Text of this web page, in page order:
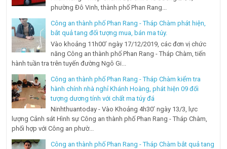
phường Đô Vinh, thành phố Phan Rang...
Công an thành phố Phan Rang - Tháp Chàm phát hiện,
bắt quả tang đối tượng mua, bán ma túy.
Vào khoảng 11h00’ ngày 17/12/2019, các đơn vị chức
năng Công an thành phố Phan Rang - Tháp Chàm, tiến
hành tuần tra trên tuyến đường Ngô Gi...
Công an thành phố Phan Rang - Tháp Chàm kiểm tra
hành chính nhà nghỉ Khánh Hoàng, phát hiện 09 đối
tượng dương tính với chất ma túy đá
Ninhthuantoday - Vào Khoảng 4h30’ ngày 13/3, lực
lượng Cảnh sát Hình sự Công an thành phố Phan Rang - Tháp Chàm,
phối hợp với Công an phườ...
Công an thành phố Phan Rang - Tháp Chàm bắt quả tang